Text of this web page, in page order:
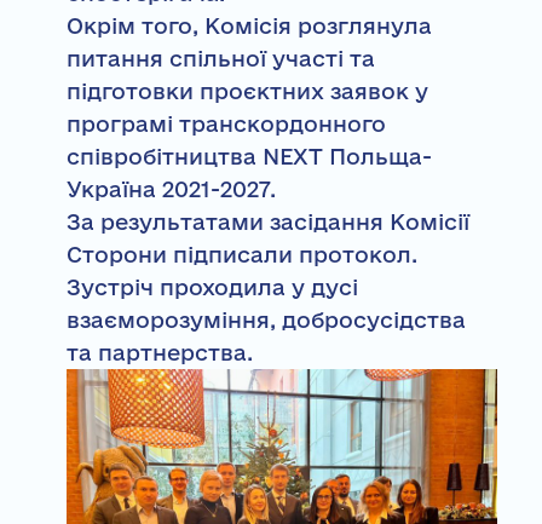
Окрім того, Комісія розглянула
питання спільної участі та
підготовки проєктних заявок у
програмі транскордонного
співробітництва NEXT Польща-
Україна 2021-2027.
За результатами засідання Комісії
Сторони підписали протокол.
Зустріч проходила у дусі
взаєморозуміння, добросусідства
та партнерства.